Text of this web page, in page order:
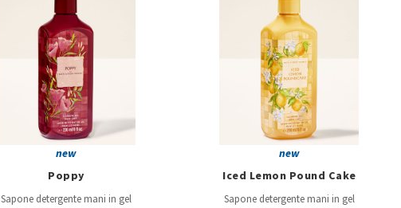
new
Poppy
Sapone detergente mani in gel
new
Iced Lemon Pound Cake
Sapone detergente mani in gel